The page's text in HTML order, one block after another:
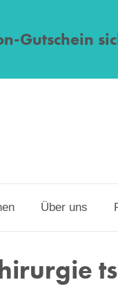
Gutschein
Über uns